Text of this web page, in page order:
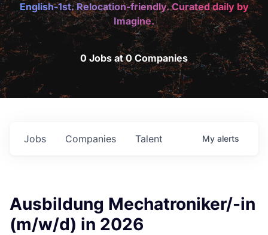
English-1st. Relocation-friendly. Curated daily by
Imagine.
0 Jobs at 0 Companies
Jobs Companies Talent My alerts
Ausbildung Mechatroniker/-in
(m/w/d) in 2026